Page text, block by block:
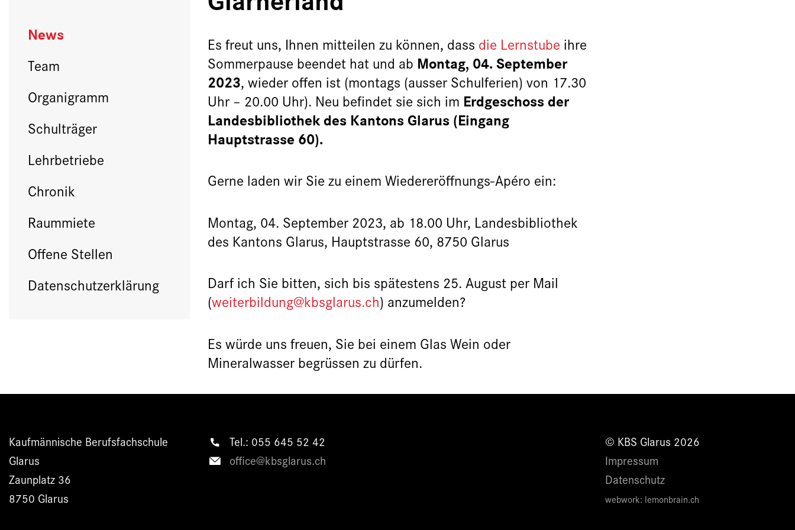
News
Team
Organigramm
Schulträger
Lehrbetriebe
Chronik
Raummiete
Offene Stellen
Datenschutzerklärung
Es freut uns, Ihnen mitteilen zu können, dass die Lernstube ihre
Sommerpause beendet hat und ab Montag, 04. September
2023, wieder offen ist (montags (ausser Schulferien) von 17.30
Uhr – 20.00 Uhr). Neu befindet sie sich im Erdgeschoss der
Landesbibliothek des Kantons Glarus (Eingang
Hauptstrasse 60).
Gerne laden wir Sie zu einem Wiedereröffnungs-Apéro ein:
Montag, 04. September 2023, ab 18.00 Uhr, Landesbibliothek
des Kantons Glarus, Hauptstrasse 60, 8750 Glarus
Darf ich Sie bitten, sich bis spätestens 25. August per Mail
(weiterbildung@kbsglarus.ch) anzumelden?
Es würde uns freuen, Sie bei einem Glas Wein oder
Mineralwasser begrüssen zu dürfen.
Kaufmännische Berufsfachschule
Glarus
Zaunplatz 36
8750 Glarus
Tel.: 055 645 52 42
office@kbsglarus.ch
© KBS Glarus 2026
Impressum
Datenschutz
webwork: lemonbrain.ch